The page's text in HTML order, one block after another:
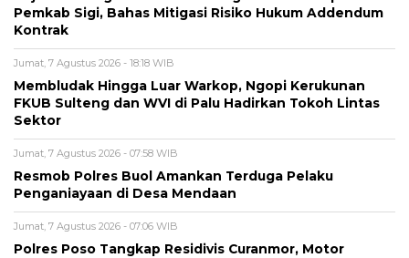
Pemkab Sigi, Bahas Mitigasi Risiko Hukum Addendum
Kontrak
Jumat, 7 Agustus 2026 - 18:18 WIB
Membludak Hingga Luar Warkop, Ngopi Kerukunan
FKUB Sulteng dan WVI di Palu Hadirkan Tokoh Lintas
Sektor
Jumat, 7 Agustus 2026 - 07:58 WIB
Resmob Polres Buol Amankan Terduga Pelaku
Penganiayaan di Desa Mendaan
Jumat, 7 Agustus 2026 - 07:06 WIB
Polres Poso Tangkap Residivis Curanmor, Motor